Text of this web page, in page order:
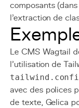
composants
l'extraction de
Le CMS Wagtail
l'utilisation de
avec des polices
de texte, Gelica